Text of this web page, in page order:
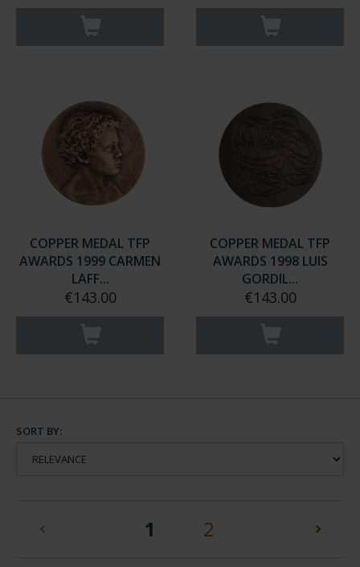
COPPER MEDAL TFP
AWARDS 1999 CARMEN
LAFF...
€143.00
COPPER MEDAL TFP
AWARDS 1998 LUIS
GORDIL...
€143.00
SORT BY:
1 (current)
2